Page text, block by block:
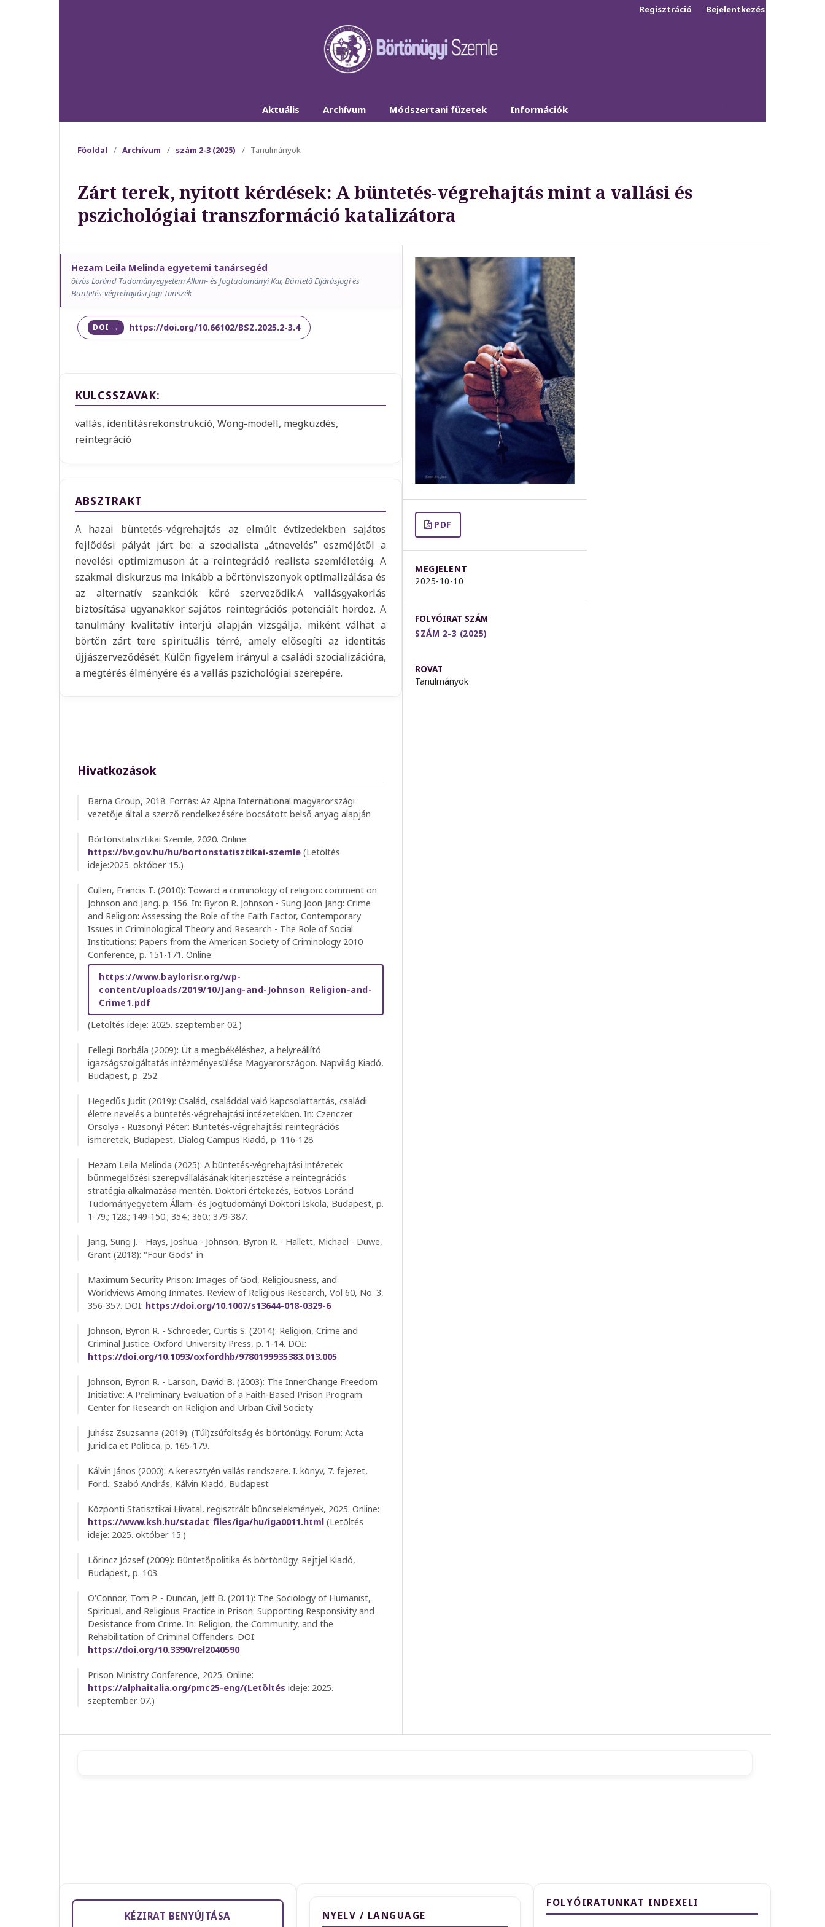
Aktuális Archívum Módszertani füzetek Információk
Regisztráció Bejelentkezés
Főoldal / Archívum / szám 2-3 (2025) / Tanulmányok
Zárt terek, nyitott kérdések: A büntetés-végrehajtás mint a vallási és
pszichológiai transzformáció katalizátora
Hezam Leila Melinda egyetemi tanársegéd
ötvös Loránd Tudományegyetem Állam- és Jogtudományi Kar, Büntető Eljárásjogi és
Büntetés-végrehajtási Jogi Tanszék
https://doi.org/10.66102/BSZ.2025.2-3.4
KULCSSZAVAK:
vallás, identitásrekonstrukció, Wong-modell, megküzdés,
reintegráció
ABSZTRAKT
A hazai büntetés-végrehajtás az elmúlt évtizedekben sajátos
fejlődési pályát járt be: a szocialista „átnevelés” eszméjétől a
nevelési optimizmuson át a reintegráció realista szemléletéig. A
szakmai diskurzus ma inkább a börtönviszonyok optimalizálása és
az alternatív szankciók köré szerveződik.A vallásgyakorlás
biztosítása ugyanakkor sajátos reintegrációs potenciált hordoz. A
tanulmány kvalitatív interjú alapján vizsgálja, miként válhat a
börtön zárt tere spirituális térré, amely elősegíti az identitás
újjászerveződését. Külön figyelem irányul a családi szocializációra,
a megtérés élményére és a vallás pszichológiai szerepére.
Hivatkozások
Barna Group, 2018. Forrás: Az Alpha International magyarországi
vezetője által a szerző rendelkezésére bocsátott belső anyag alapján
Börtönstatisztikai Szemle, 2020. Online:
https://bv.gov.hu/hu/bortonstatisztikai-szemle (Letöltés
ideje:2025. október 15.)
Cullen, Francis T. (2010): Toward a criminology of religion: comment on
Johnson and Jang. p. 156. In: Byron R. Johnson - Sung Joon Jang: Crime
and Religion: Assessing the Role of the Faith Factor, Contemporary
Issues in Criminological Theory and Research - The Role of Social
Institutions: Papers from the American Society of Criminology 2010
Conference, p. 151-171. Online:
https://www.baylorisr.org/wp-
content/uploads/2019/10/Jang-and-Johnson_Religion-and-
Crime1.pdf
(Letöltés ideje: 2025. szeptember 02.)
Fellegi Borbála (2009): Út a megbékéléshez, a helyreállító
igazságszolgáltatás intézményesülése Magyarországon. Napvilág Kiadó,
Budapest, p. 252.
Hegedűs Judit (2019): Család, családdal való kapcsolattartás, családi
életre nevelés a büntetés-végrehajtási intézetekben. In: Czenczer
Orsolya - Ruzsonyi Péter: Büntetés-végrehajtási reintegrációs
ismeretek, Budapest, Dialog Campus Kiadó, p. 116-128.
Hezam Leila Melinda (2025): A büntetés-végrehajtási intézetek
bűnmegelőzési szerepvállalásának kiterjesztése a reintegrációs
stratégia alkalmazása mentén. Doktori értekezés, Eötvös Loránd
Tudományegyetem Állam- és Jogtudományi Doktori Iskola, Budapest, p.
1-79.; 128.; 149-150.; 354.; 360.; 379-387.
Jang, Sung J. - Hays, Joshua - Johnson, Byron R. - Hallett, Michael - Duwe,
Grant (2018): "Four Gods" in
Maximum Security Prison: Images of God, Religiousness, and
Worldviews Among Inmates. Review of Religious Research, Vol 60, No. 3,
356-357. DOI: https://doi.org/10.1007/s13644-018-0329-6
Johnson, Byron R. - Schroeder, Curtis S. (2014): Religion, Crime and
Criminal Justice. Oxford University Press, p. 1-14. DOI:
https://doi.org/10.1093/oxfordhb/9780199935383.013.005
Johnson, Byron R. - Larson, David B. (2003): The InnerChange Freedom
Initiative: A Preliminary Evaluation of a Faith-Based Prison Program.
Center for Research on Religion and Urban Civil Society
Juhász Zsuzsanna (2019): (Túl)zsúfoltság és börtönügy. Forum: Acta
Juridica et Politica, p. 165-179.
Kálvin János (2000): A keresztyén vallás rendszere. I. könyv, 7. fejezet,
Ford.: Szabó András, Kálvin Kiadó, Budapest
Központi Statisztikai Hivatal, regisztrált bűncselekmények, 2025. Online:
https://www.ksh.hu/stadat_files/iga/hu/iga0011.html (Letöltés
ideje: 2025. október 15.)
Lőrincz József (2009): Büntetőpolitika és börtönügy. Rejtjel Kiadó,
Budapest, p. 103.
O'Connor, Tom P. - Duncan, Jeff B. (2011): The Sociology of Humanist,
Spiritual, and Religious Practice in Prison: Supporting Responsivity and
Desistance from Crime. In: Religion, the Community, and the
Rehabilitation of Criminal Offenders. DOI:
https://doi.org/10.3390/rel2040590
Prison Ministry Conference, 2025. Online:
https://alphaitalia.org/pmc25-eng/(Letöltés ideje: 2025.
szeptember 07.)
PDF
MEGJELENT
2025-10-10
FOLYÓIRAT SZÁM
SZÁM 2-3 (2025)
ROVAT
Tanulmányok
KÉZIRAT BENYÚJTÁSA NYELV / LANGUAGE
FOLYÓIRATUNKAT INDEXELI